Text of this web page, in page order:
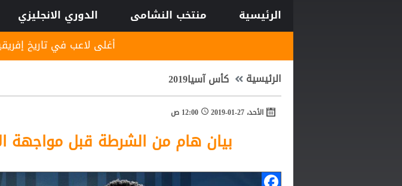
الرئيسية منتخب النشامى الدوري الانجليزي
أغلى لاعب في تاريخ إفريقيا..
الرئيسية كأس آسيا2019
الأحد، 27-01-2019 12:00 ص
بيان هام من الشرطة قبل مواجهة
Facebook